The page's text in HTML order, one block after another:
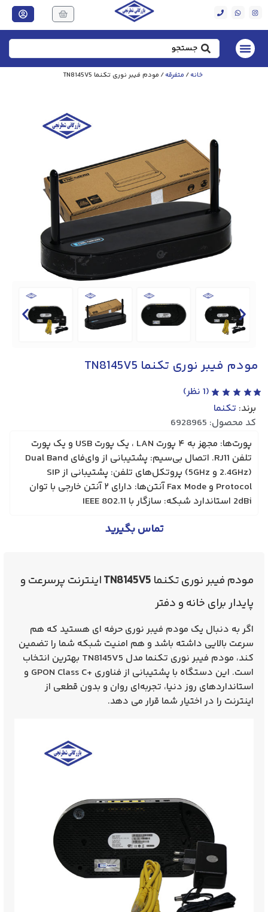
خانه/ متفرقه/ مودم فیبر نوری تکنما TN8145V5
مودم فیبر نوری تکنما TN8145V5
(
1 نظر)
برند: تکنما
کد محصول: 6928965
پورت‌ها: مجهز به ۴ پورت LAN ، یک پورت USB و یک پورت
تلفن RJ11. اتصال بی‌سیم: پشتیبانی از وای‌فای Dual Band
(2.4GHz و 5GHz) پروتکل‌های تلفن: پشتیبانی از SIP
Protocol و Fax Mode آنتن‌ها: دارای ۲ آنتن خارجی با توان
2dBi استاندارد شبکه: سازگار با IEEE 802.11
تماس بگیرید
مودم فیبر نوری تکنما TN8145V5اینترنت پرسرعت و
پایدار برای خانه و دفتر
اگر به دنبال یک مودم فیبر نوری حرفه‌ ای هستید که هم
سرعت بالایی داشته باشد و هم امنیت شبکه شما را تضمین
کند، مودم فیبر نوری تکنما مدل TN8145V5
بهترین انتخاب
است. این دستگاه با پشتیبانی از فناوری +GPON Class C
و
استانداردهای روز دنیا، تجربه‌ای روان و بدون قطعی از
اینترنت را در اختیار شما قرار می‌ دهد.